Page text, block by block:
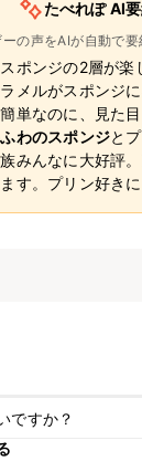
たべれぽ AI
の声をAIが自動で要
ポンジの2層が
メルがスポンジ
単なのに、見た
わのスポンジと
みんなに大好評
す。プリン好き
ですか？
日中が目安です。